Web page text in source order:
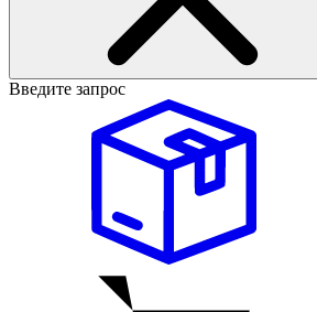
Введите запрос